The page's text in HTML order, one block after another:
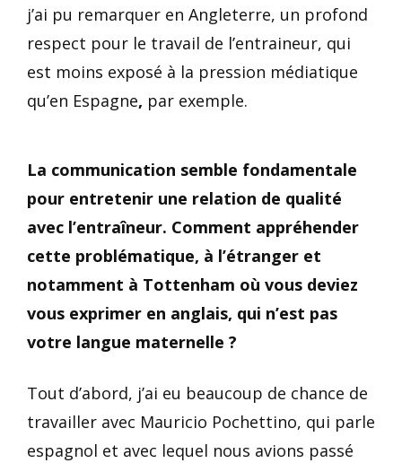
j’ai pu remarquer en Angleterre, un profond
respect pour le travail de l’entraineur, qui
est moins exposé à la pression médiatique
qu’en Espagne, par exemple.
La communication semble fondamentale
pour entretenir une relation de qualité
avec l’entraîneur. Comment appréhender
cette problématique, à l’étranger et
notamment à Tottenham où vous deviez
vous exprimer en anglais, qui n’est pas
votre langue maternelle ?
Tout d’abord, j’ai eu beaucoup de chance de
travailler avec Mauricio Pochettino, qui parle
espagnol et avec lequel nous avions passé